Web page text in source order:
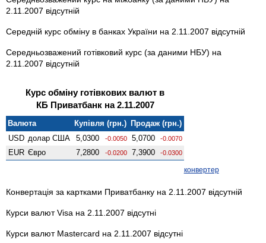
2.11.2007 відсутній
Середній курс обміну в банках України на 2.11.2007 відсутній
Середньозважений готівковий курс (за даними НБУ) на
2.11.2007 відсутній
Курс обміну готівкових валют в
КБ Приватбанк на 2.11.2007
Валюта Купівля (грн.) Продаж (грн.)
USD долар США 5,0300 -0.0050 5,0700 -0.0070
EUR Євро 7,2800 -0.0200 7,3900 -0.0300
конвертер
Конвертація за картками Приватбанку на 2.11.2007 відсутній
Курси валют Visa на 2.11.2007 відсутні
Курси валют Mastercard на 2.11.2007 відсутні